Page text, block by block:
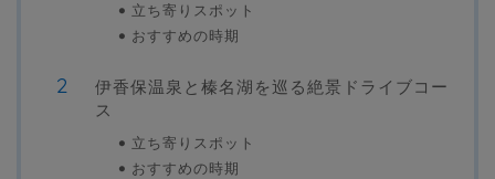
立ち寄りスポット
おすすめの時期
伊香保温泉と榛名湖を巡る絶景ドライブコー
ス
立ち寄りスポット
おすすめの時期